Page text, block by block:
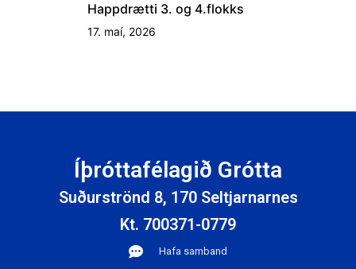
Happdrætti 3. og 4.flokks
17. maí, 2026
Íþróttafélagið Grótta
Suðurströnd 8, 170 Seltjarnarnes
Kt. 700371-0779
Hafa samband